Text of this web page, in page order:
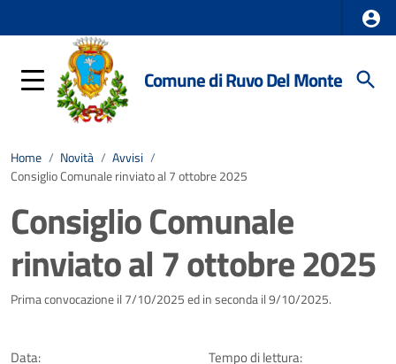
Comune di Ruvo Del Monte
Home / Novità / Avvisi /
Consiglio Comunale rinviato al 7 ottobre 2025
Consiglio Comunale
rinviato al 7 ottobre 2025
Dettagli della notizia
Prima convocazione il 7/10/2025 ed in seconda il 9/10/2025.
Data: Tempo di lettura: